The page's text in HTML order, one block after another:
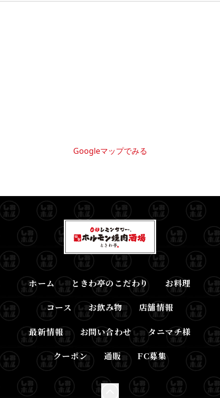
Googleマップでみる
ホーム ときわ亭のこだわり お料理
コース お飲み物 店舗情報
最新情報 お問い合わせ タニマチ様
クーポン 通販 FC募集